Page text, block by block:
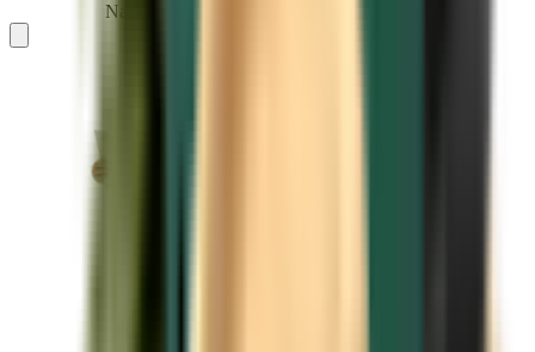
Načítavanie